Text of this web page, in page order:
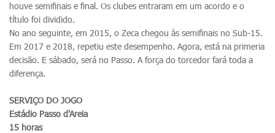
houve semifinais e final. Os clubes entraram em um acordo e o
título foi dividido.
No ano seguinte, em 2015, o Zeca chegou às semifinais no Sub-15.
Em 2017 e 2018, repetiu este desempenho. Agora, está na primeria
decisão. E sábado, será no Passo. A força do torcedor fará toda a
diferença.
SERVIÇO DO JOGO
Estádio Passo d'Areia
15 horas